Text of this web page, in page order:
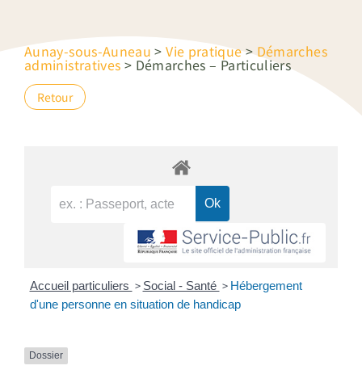
Aunay-sous-Auneau >Vie pratique>Démarches
administratives > Démarches – Particuliers
Retour
Accueil particuliers > Social - Santé > Hébergement
d'une personne en situation de handicap
Dossier